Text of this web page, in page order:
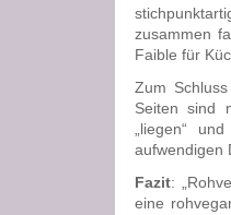
zusammen
Faible für
Zum
Seiten sind
„liegen“
aufwendigen
Fazit:
eine